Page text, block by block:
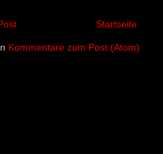
Startseite
Kommentare zum Post (Atom)